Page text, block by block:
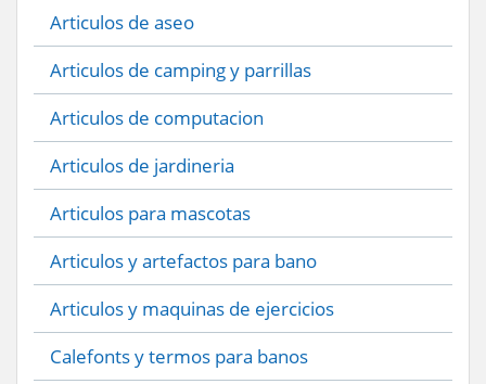
Articulos de aseo
Articulos de camping y parrillas
Articulos de computacion
Articulos de jardineria
Articulos para mascotas
Articulos y artefactos para bano
Articulos y maquinas de ejercicios
Calefonts y termos para banos